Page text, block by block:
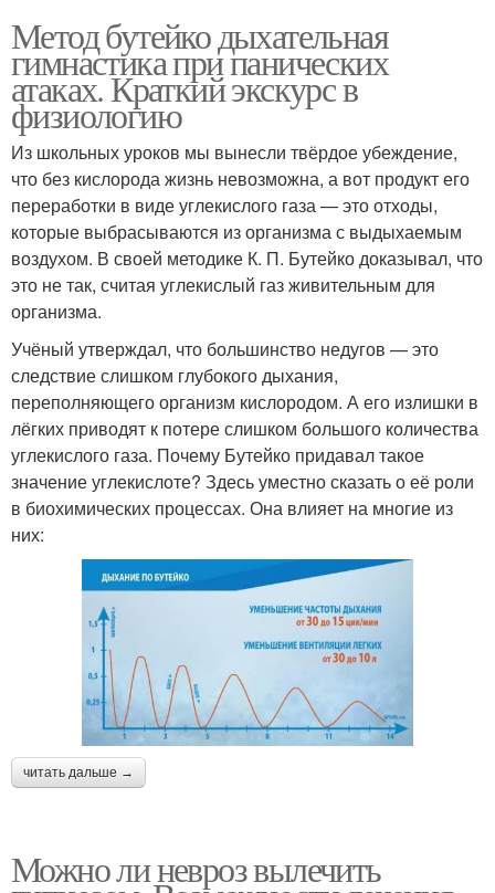
Метод бутейко дыхательная
гимнастика при панических
атаках. Краткий экскурс в
физиологию
Из школьных уроков мы вынесли твёрдое убеждение,
что без кислорода жизнь невозможна, а вот продукт его
переработки в виде углекислого газа — это отходы,
которые выбрасываются из организма с выдыхаемым
воздухом. В своей методике К. П. Бутейко доказывал, что
это не так, считая углекислый газ живительным для
организма.
Учёный утверждал, что большинство недугов — это
следствие слишком глубокого дыхания,
переполняющего организм кислородом. А его излишки в
лёгких приводят к потере слишком большого количества
углекислого газа. Почему Бутейко придавал такое
значение углекислоте? Здесь уместно сказать о её роли
в биохимических процессах. Она влияет на многие из
них:
читать дальше →
Можно ли невроз вылечить